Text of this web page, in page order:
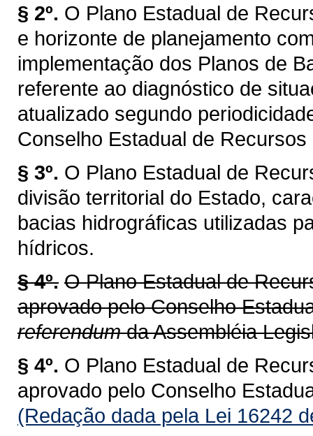
§ 2º. O Plano Estadual de
e horizonte de planejamento
implementação dos Planos de
referente ao diagnóstico de
atualizado segundo
Conselho Estadual de
§ 3º. O Plano Estadual de
divisão territorial do Estado,
bacias hidrográficas utilizadas
hídricos.
§ 4º. O Plano Estadual de
aprovado pelo Conselho
referendumda Assembléia
§ 4º. O Plano Estadual de
aprovado pelo Conselho
(Redação dada pela Lei 16242